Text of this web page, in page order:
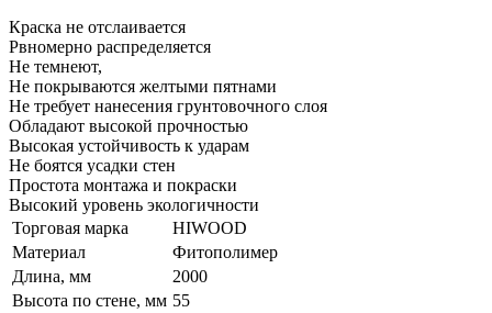
Краска не отслаивается
Рвномерно распределяется
Не темнеют,
Не покрываются желтыми пятнами
Не требует нанесения грунтовочного слоя
Обладают высокой прочностью
Высокая устойчивость к ударам
Не боятся усадки стен
Простота монтажа и покраски
Высокий уровень экологичности
Торговая марка
HIWOOD
Материал
Фитополимер
Длина, мм
2000
Высота по стене, мм 55